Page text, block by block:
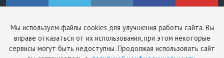
Мы используем файлы cookies для улучшения работы сайта. Вы
вправе отказаться от их использования, при этом некоторые
сервисы могут быть недоступны. Продолжая использовать сайт
ВКонтакте Telegram Instagram Facebook YouTube
© ClinicStyle, 2026
Используя сайт, вы принимаетепользовательское соглашениеи
политику конфиденциальности.